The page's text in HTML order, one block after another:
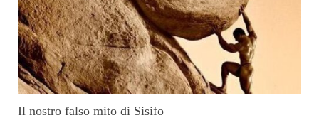
Il nostro falso mito di Sisifo